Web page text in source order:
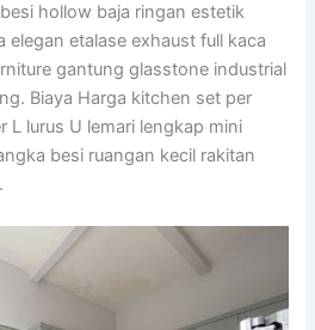
hollow baja ringan estetik
elegan etalase exhaust full kaca
gantung glasstone industrial
Biaya Harga kitchen set per
L lurus U lemari lengkap mini
besi ruangan kecil rakitan